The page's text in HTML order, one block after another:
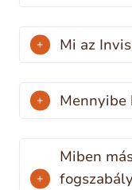
Mi az
Mennyibe
Miben